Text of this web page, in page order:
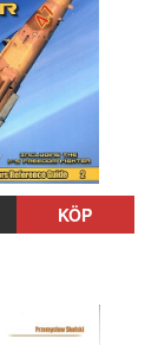
KÖP